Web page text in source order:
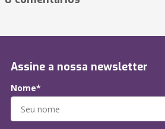
Assine a nossa newsletter
Nome*